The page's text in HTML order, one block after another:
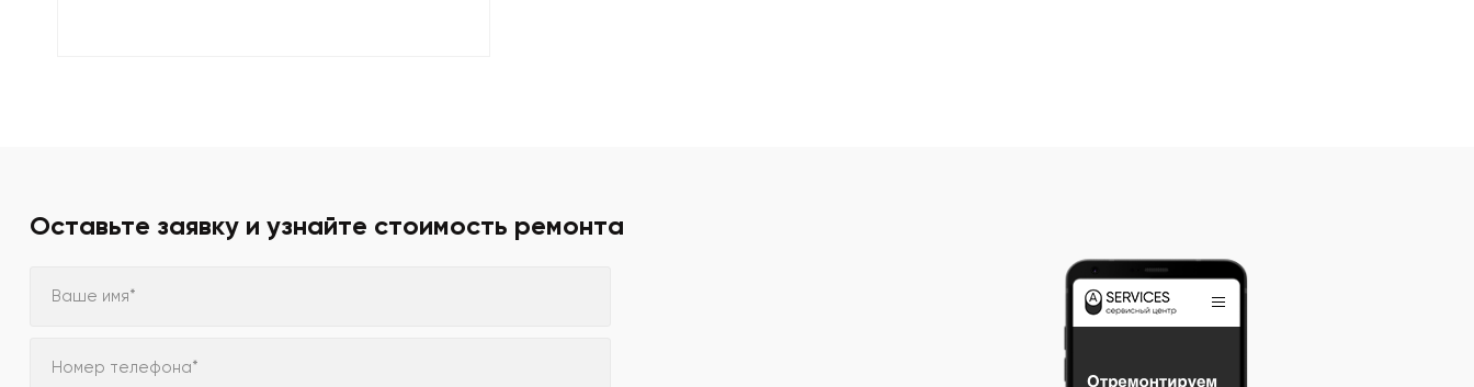
Оставьте заявку и узнайте стоимость ремонта
Ваше имя*
Номер телефона*